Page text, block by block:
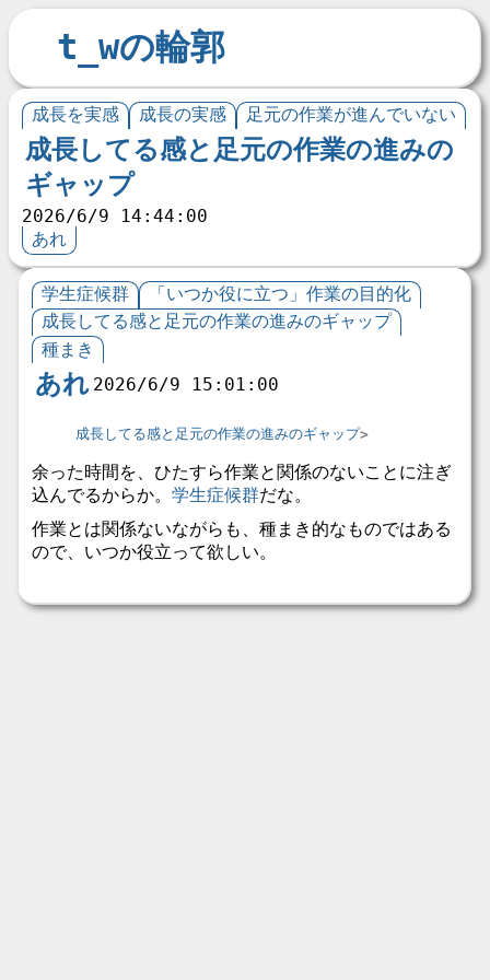
t_wの輪郭
成長を実感 成長の実感 足元の作業が進んでいない
成長してる感と足元の作業の進みの
ギャップ
2026/6/9 14:44:00
あれ
学生症候群
「いつか役に立つ」作業の目的化
成長してる感と足元の作業の進みのギャップ
種まき
あれ 2026/6/9 15:01:00
成長してる感と足元の作業の進みのギャップ
余った時間を、ひたすら作業と関係のないことに注ぎ
込んでるからか。 学生症候群だな。
作業とは関係ないながらも、種まき的なものではある
ので、いつか役立って欲しい。